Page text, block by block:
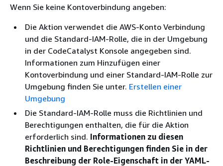
Wenn Sie keine Kontoverbindung angeben:
Die Aktion verwendet die AWS-Konto Verbindung
und die Standard-IAM-Rolle, die in der Umgebung
in der CodeCatalyst Konsole angegeben sind.
Informationen zum Hinzufügen einer
Kontoverbindung und einer Standard-IAM-Rolle zur
Umgebung finden Sie unter. Erstellen einer
Umgebung
Die Standard-IAM-Rolle muss die Richtlinien und
Berechtigungen enthalten, die für die Aktion
erforderlich sind. Informationen zu diesen
Richtlinien und Berechtigungen finden Sie in der
Beschreibung der Role-Eigenschaft in der YAML-